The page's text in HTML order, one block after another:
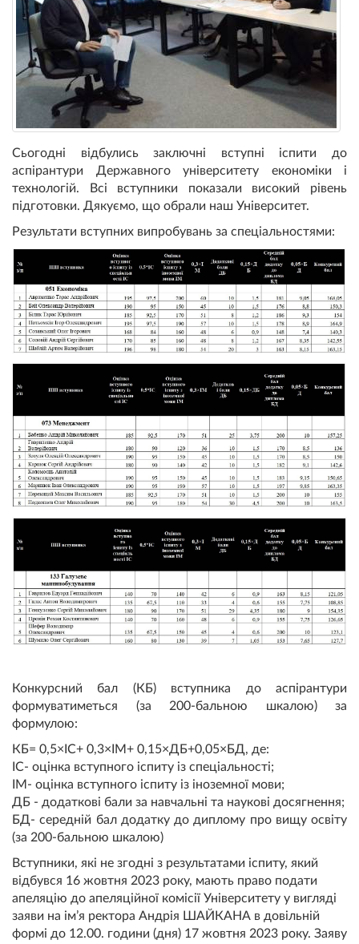
Сьогодні відбулись заключні вступні іспити до
аспірантури Державного університету економіки і
технологій. Всі вступники показали високий рівень
підготовки. Дякуємо, що обрали наш Університет.
Результати вступних випробувань за спеціальностями:
Конкурсний бал (КБ) вступника до аспірантури
формуватиметься (за 200-бальною шкалою) за
формулою:
КБ= 0,5×ІС+ 0,3×ІМ+ 0,15×ДБ+0,05×БД, де:
ІС- оцінка вступного іспиту із спеціальності;
ІМ- оцінка вступного іспиту із іноземної мови;
ДБ - додаткові бали за навчальні та наукові досягнення;
БД- середній бал додатку до диплому про вищу освіту
(за 200-бальною шкалою)
Вступники, які не згодні з результатами іспиту, який
відбувся 16 жовтня 2023 року, мають право подати
апеляцію до апеляційної комісії Університету у вигляді
заяви на ім’я ректора Андрія ШАЙКАНА в довільній
формі до 12.00. години (дня) 17 жовтня 2023 року. Заяву